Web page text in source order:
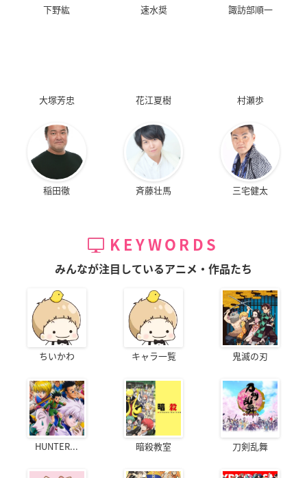
下野紘 速水奨 諏訪部順一
大塚芳忠 花江夏樹 村瀬歩
稲田徹 斉藤壮馬 三宅健太
KEYWORDS
みんなが注目しているアニメ・作品たち
ちいかわ キャラ一覧 鬼滅の刃
HUNTER... 暗殺教室 刀剣乱舞